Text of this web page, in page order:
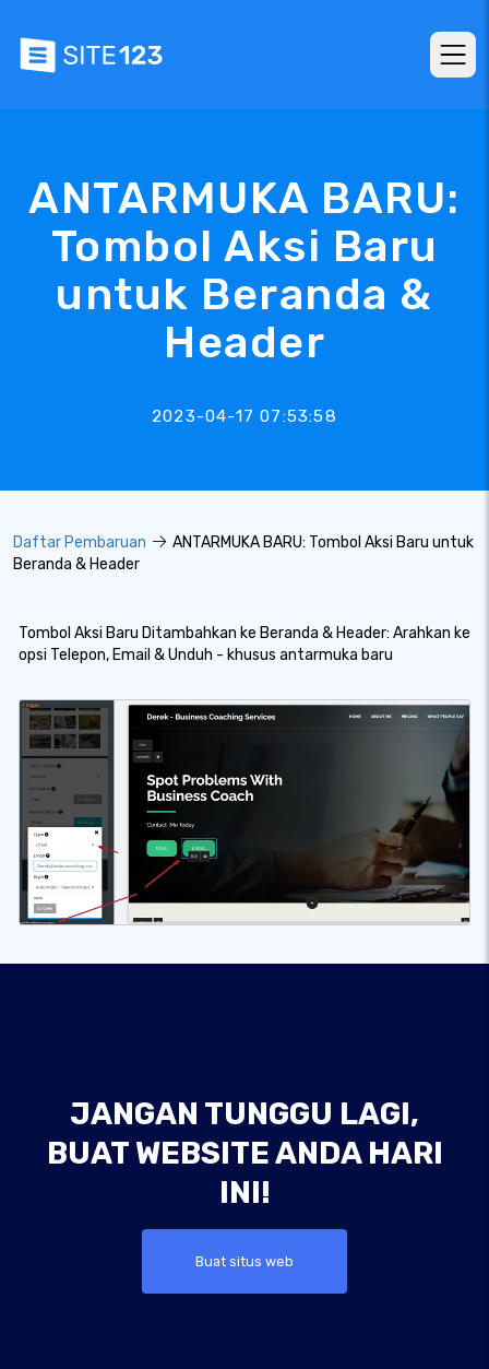
ANTARMUKA BARU:
Tombol Aksi Baru
untuk Beranda &
Header
2023-04-17 07:53:58
Daftar Pembaruan
ANTARMUKA BARU: Tombol Aksi Baru untuk
Beranda & Header
Tombol Aksi Baru Ditambahkan ke Beranda & Header: Arahkan ke
opsi Telepon, Email & Unduh - khusus antarmuka baru
JANGAN TUNGGU LAGI,
BUAT WEBSITE ANDA HARI
INI!
Buat situs web